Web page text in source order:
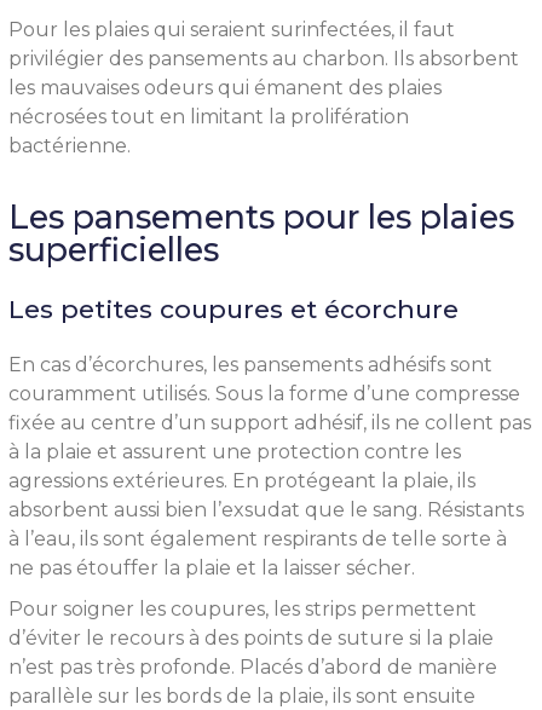
Pour les plaies qui seraient surinfectées, il faut
privilégier des pansements au charbon. Ils absorbent
les mauvaises odeurs qui émanent des plaies
nécrosées tout en limitant la prolifération
bactérienne.
Les pansements pour les plaies
superficielles
Les petites coupures et écorchure
En cas d’écorchures, les pansements adhésifs sont
couramment utilisés. Sous la forme d’une compresse
fixée au centre d’un support adhésif, ils ne collent pas
à la plaie et assurent une protection contre les
agressions extérieures. En protégeant la plaie, ils
absorbent aussi bien l’exsudat que le sang. Résistants
à l’eau, ils sont également respirants de telle sorte à
ne pas étouffer la plaie et la laisser sécher.
Pour soigner les coupures, les strips permettent
d’éviter le recours à des points de suture si la plaie
n’est pas très profonde. Placés d’abord de manière
parallèle sur les bords de la plaie, ils sont ensuite